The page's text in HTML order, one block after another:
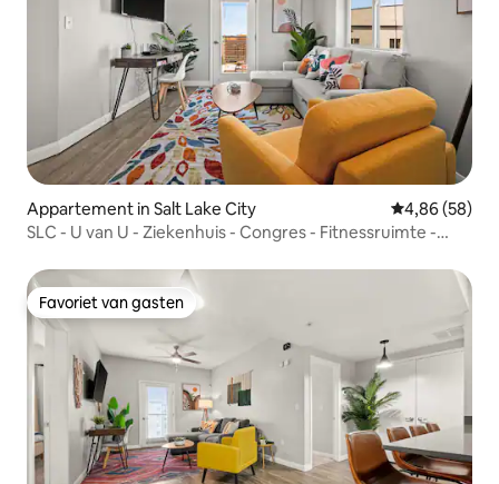
Appartement in Salt Lake City Gemiddelde
4,86 (58)
SLC - U van U - Ziekenhuis - Congres - Fitnessruimte -
Favoriet van gasten
Favoriet van gasten